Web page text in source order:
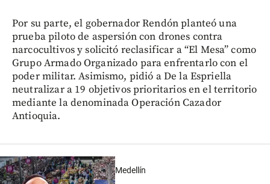
Por su parte, el gobernador Rendón planteó una
prueba piloto de aspersión con drones contra
narcocultivos y solicitó reclasificar a “El Mesa” como
Grupo Armado Organizado para enfrentarlo con el
poder militar. Asimismo, pidió a De la Espriella
neutralizar a 19 objetivos prioritarios en el territorio
mediante la denominada Operación Cazador
Antioquia.
Medellín